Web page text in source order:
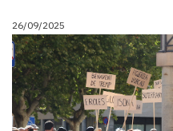
26/09/2025